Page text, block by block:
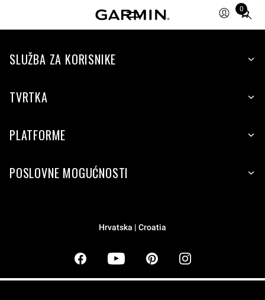
0
Total
items
cart:
SLUŽBA ZA KORISNIKE
TVRTKA
PLATFORME
POSLOVNE MOGUĆNOSTI
Hrvatska | Croatia